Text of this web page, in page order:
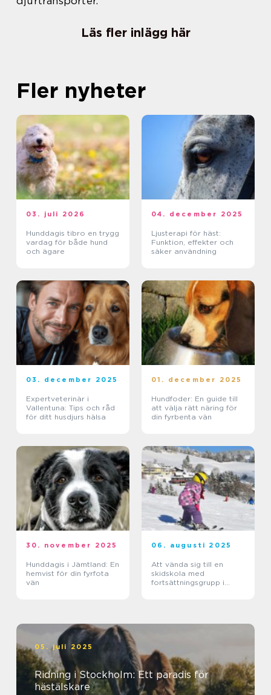
Läs fler inlägg här
Fler nyheter
03. juli 2026
Hunddagis tibro en trygg
vardag för både hund
och ägare
04. december 2025
Ljusterapi för häst:
Funktion, effekter och
säker användning
03. december 2025
Expertveterinär i
Vallentuna: Tips och råd
för ditt husdjurs hälsa
01. december 2025
Hundfoder: En guide till
att välja rätt näring för
din fyrbenta vän
30. november 2025
Hunddagis i Jämtland: En
hemvist för din fyrfota
vän
06. augusti 2025
Att vända sig till en
skidskola med
fortsättningsgrupp i
05. juli 2025
Ridning i Stockholm: Ett paradis för
hästälskare